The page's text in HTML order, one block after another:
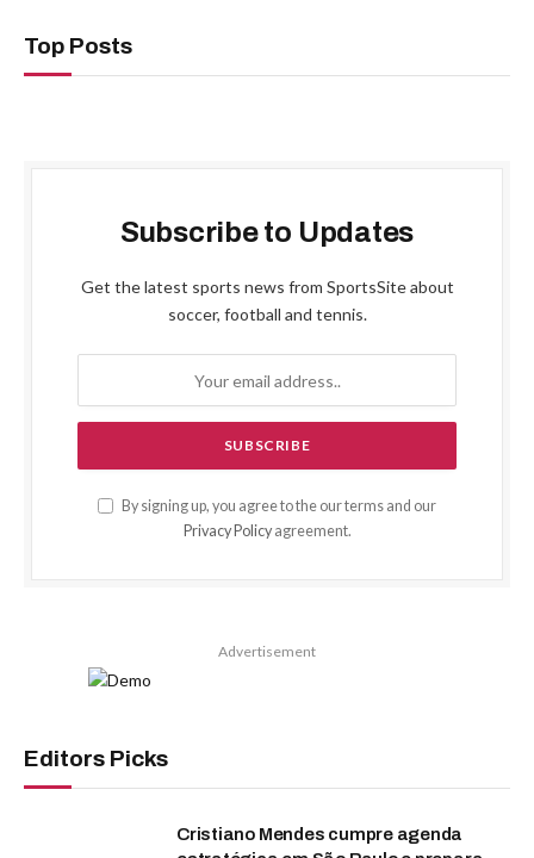
Top Posts
Subscribe to Updates
Get the latest sports news from SportsSite about
soccer, football and tennis.
By signing up, you agree to the our terms and our
Privacy Policyagreement.
Advertisement
Editors Picks
Cristiano Mendes cumpre agenda